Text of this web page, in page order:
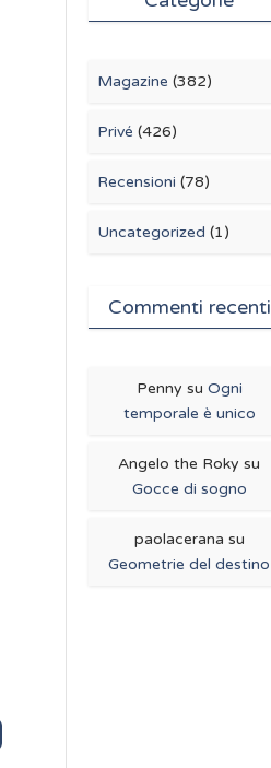
Magazine (382)
Privé (426)
Recensioni (78)
Uncategorized (1)
Commenti recenti
Penny su Ogni
temporale è unico
Angelo the Roky su
Gocce di sogno
paolacerana su
Geometrie del destino